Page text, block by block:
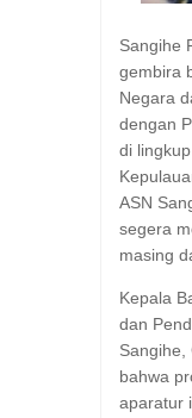
Sangihe
gembira
Negara
dengan
di
ASN
segera
masing
Kepala
dan
Sangihe,
bahwa
aparatur